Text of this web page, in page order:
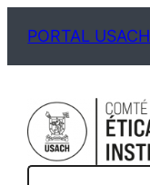
PORTAL USACH